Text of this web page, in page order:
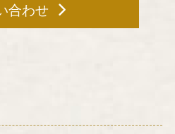
合わせ
合わせ